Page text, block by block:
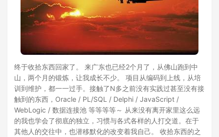
终于收拾东西回家了。 来广东也已经2个月了，从佛山跑到中
山，两个月的锻炼，让我成长不少。 项目从编码到上线，从培
训到维护，都一一过手。接触了N多之前没有实践过甚至没有接
触到的东西，Oracle / PL/SQL / Delphi / JavaScript /
WebLogic / 数据连接池 等等等等～ 从来没有离开家里这么远
的我也学会了彻底的独立，习惯与各式各样的人打交道。在于
其他人的交往中，也潜移默化的改变着我自己。 收拾东西的之